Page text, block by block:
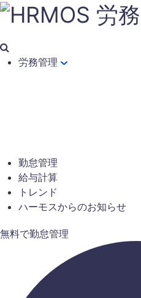
労務管理
勤怠管理
給与計算
トレンド
ハーモスからのお知らせ
無料で勤怠管理